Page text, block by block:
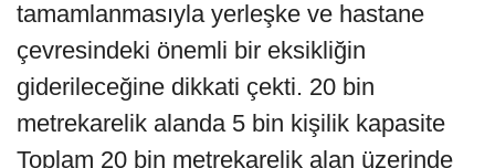
tamamlanmasıyla yerleşke ve hastane
çevresindeki önemli bir eksikliğin
giderileceğine dikkati çekti. 20 bin
metrekarelik alanda 5 bin kişilik kapasite
Toplam 20 bin metrekarelik alan üzerinde